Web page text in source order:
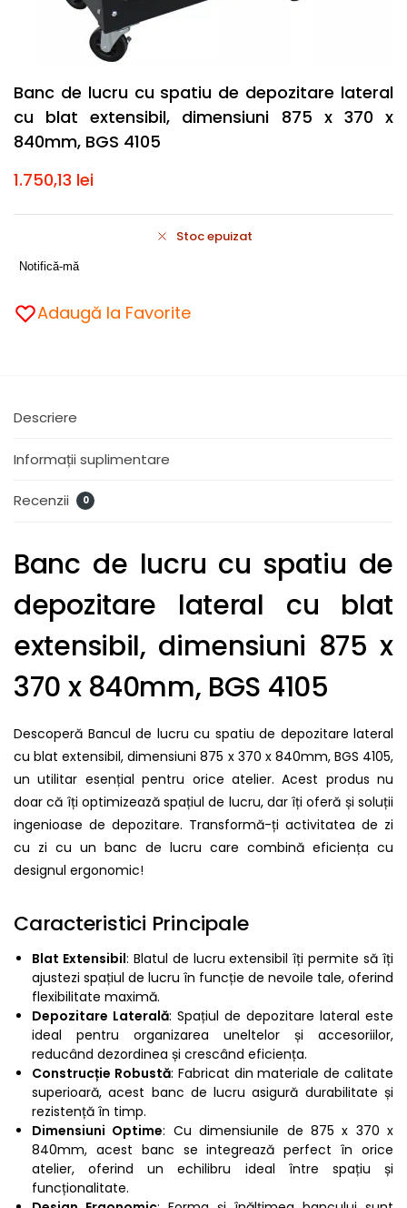
Banc de lucru cu spatiu de depozitare lateral
cu blat extensibil, dimensiuni 875 x 370 x
840mm, BGS 4105
1.750,13 lei
Stoc epuizat
Notifică-mă
Adaugă la Favorite
Descriere
Informații suplimentare
Recenzii 0
Banc de lucru cu spatiu de
depozitare lateral cu blat
extensibil, dimensiuni 875 x
370 x 840mm, BGS 4105
Descoperă Bancul de lucru cu spatiu de depozitare lateral
cu blat extensibil, dimensiuni 875 x 370 x 840mm, BGS 4105,
un utilitar esențial pentru orice atelier. Acest produs nu
doar că îți optimizează spațiul de lucru, dar îți oferă și soluții
ingenioase de depozitare. Transformă-ți activitatea de zi
cu zi cu un banc de lucru care combină eficiența cu
designul ergonomic!
Caracteristici Principale
Blat Extensibil: Blatul de lucru extensibil îți permite să îți
ajustezi spațiul de lucru în funcție de nevoile tale, oferind
flexibilitate maximă.
Depozitare Laterală: Spațiul de depozitare lateral este
ideal pentru organizarea uneltelor și accesoriilor,
reducând dezordinea și crescând eficiența.
Construcție Robustă: Fabricat din materiale de calitate
superioară, acest banc de lucru asigură durabilitate și
rezistență în timp.
Dimensiuni Optime: Cu dimensiunile de 875 x 370 x
840mm, acest banc se integrează perfect în orice
atelier, oferind un echilibru ideal între spațiu și
funcționalitate.